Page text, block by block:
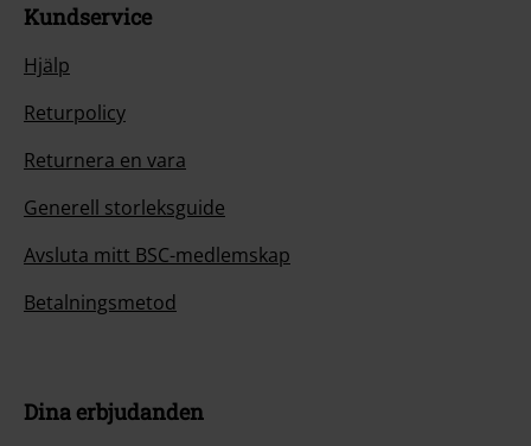
Kundservice
Hjälp
Returpolicy
Returnera en vara
Generell storleksguide
Avsluta mitt BSC-medlemskap
Betalningsmetod
Dina erbjudanden